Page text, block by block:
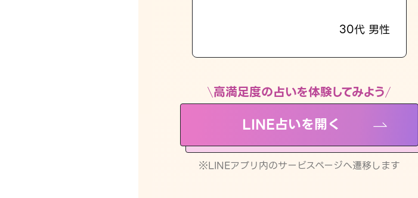
30代 男性
高満足度の占いを体験してみよう
LINE占いを開く
※LINEアプリ内のサービスページへ遷移します